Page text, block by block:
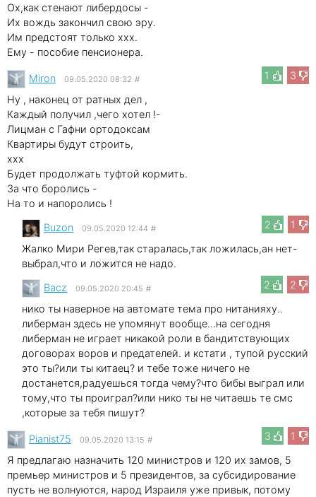
Ох,как стенают либердосы -
Их вождь закончил свою эру.
Им предстоят только xxx.
Ему - пособие пенсионера.
1
3
Miron 09.05.2020 08:32 #
Ну , наконец от ратных дел ,
Каждый получил ,чего хотел !-
Лицман с Гафни ортодоксам
Квартиры будут строить,
xxx
Будет продолжать туфтой кормить.
За что боролись -
На то и напоролись !
2
1
Buzon 09.05.2020 12:44 #
Жалко Мири Регев,так старалась,так ложилась,ан нет-
выбрал,что и ложится не надо.
2
2
Bacz 09.05.2020 20:45 #
нико ты наверное на автомате тема про нитанияху..
либерман здесь не упомянут вообще...на сегодня
либерман не играет никакой роли в бандитствующих
договорах воров и предателей. и кстати , тупой русский
это ты?или ты китаец? и тебе тоже ничего не
достанется,радуешься тогда чему?что бибы выграл или
тому,что ты проиграл?или нико ты не читаешь те смс
,которые за тебя пишут?
3
1
Pianist75 09.05.2020 13:15 #
Я предлагаю назначить 120 министров и 120 их замов, 5
премьер министров и 5 президентов, за субсидирование
пусть не волнуются, народ Израиля уже привык, потому